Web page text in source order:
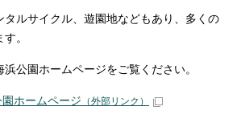
タルサイクル、遊園地などもあり、多くの
。
公園ホームページをご覧ください。
ホームページ （外部リンク）